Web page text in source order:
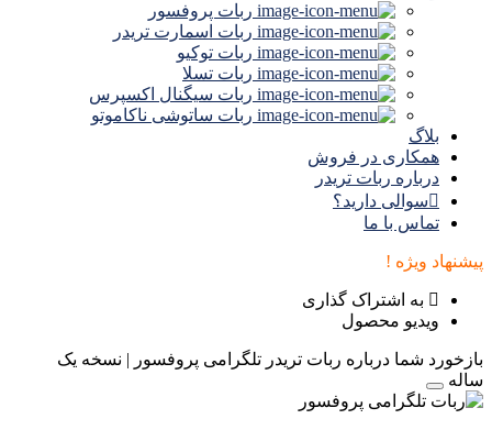
ربات پروفسور
ربات اسمارت تریدر
ربات توکیو
ربات تسلا
ربات سیگنال‌ اکسپرس
ربات ساتوشی ناکاموتو
بلاگ
همکاری در فروش
درباره ربات تریدر
سوالی دارید؟
تماس با ما
پیشنهاد ویژه !
به اشتراک گذاری
ویدیو محصول
بازخورد شما درباره ربات تریدر تلگرامی پروفسور | نسخه یک
ساله